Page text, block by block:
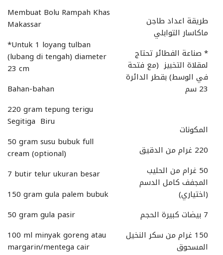
طريقة اعداد طاجن
ماكاسار التوابلي
* صناعة الفطائر تحتاج
لمقلاة التخبيز (مع فتحة
في الوسط) بقطر الدائرة
23 سم
المكونات
220 غرام من الدقيق
50 غرام من الحليب
المجفف كامل الدسم
(اختياري)
7 بيضات كبيرة الحجم
150 غرام من سكر النخيل
المسحوق
Membuat Bolu Rampah Khas
Makassar
*Untuk 1 loyang tulban
(lubang di tengah) diameter
23 cm
Bahan-bahan
220 gram tepung terigu
Segitiga Biru
50 gram susu bubuk full
cream (optional)
7 butir telur ukuran besar
150 gram gula palem bubuk
50 gram gula pasir
100 ml minyak goreng atau
margarin/mentega cair